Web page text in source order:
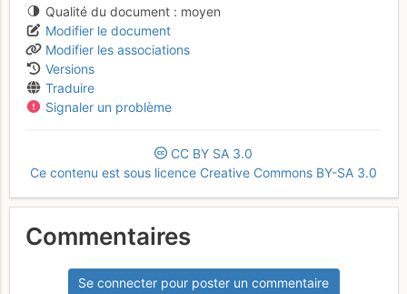
Qualité du document
moyen
Modifier le document
Modifier les associations
Versions
Traduire
Signaler un problème
CC BY SA 3.0
Ce contenu est sous licence Creative Commons BY-SA 3.0
Commentaires
Se connecter pour poster un commentaire